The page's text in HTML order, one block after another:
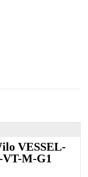
VESSEL-
VT-M-G1